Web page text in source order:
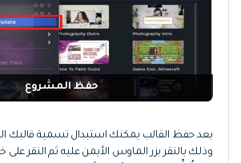
حفظ المشروع
بعد حفظ القالب يمكنك استبدال تسمية قالبك
وذلك بالنقر بزر الماوس الأيمن عليه ثم النقر على